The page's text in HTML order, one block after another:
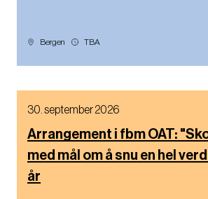
Bergen TBA
30. september 2026
Arrangement i fbm OAT:
med mål om å snu en hel
år